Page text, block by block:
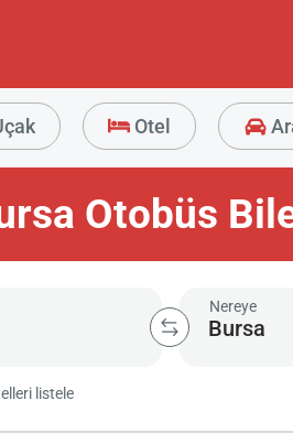
Otel
Otobüs
Nereye
listele